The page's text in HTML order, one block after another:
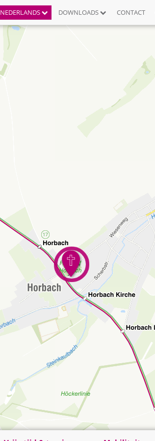
NEDERLANDS DOWNLOADS CONTACT